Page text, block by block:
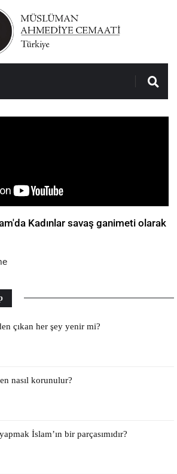
Kadınlar savaş ganimeti olarak
çıkan her şey yenir mi?
nasıl korunulur?
İslam’ın bir parçasımıdır?